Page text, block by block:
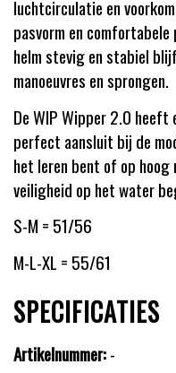
luchtcirculatie en
pasvorm en
helm stevig en stabiel
manoeuvres en sprongen.
De WIP Wipper 2.0
perfect aansluit bij de
het leren bent of op
veiligheid op het water
S-M = 51/56
M-L-XL = 55/61
SPECIFICATIES
Artikelnummer:-